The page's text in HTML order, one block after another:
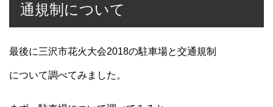
通規制について
最後に三沢市花火大会2018の駐車場と交通規制
について調べてみました。